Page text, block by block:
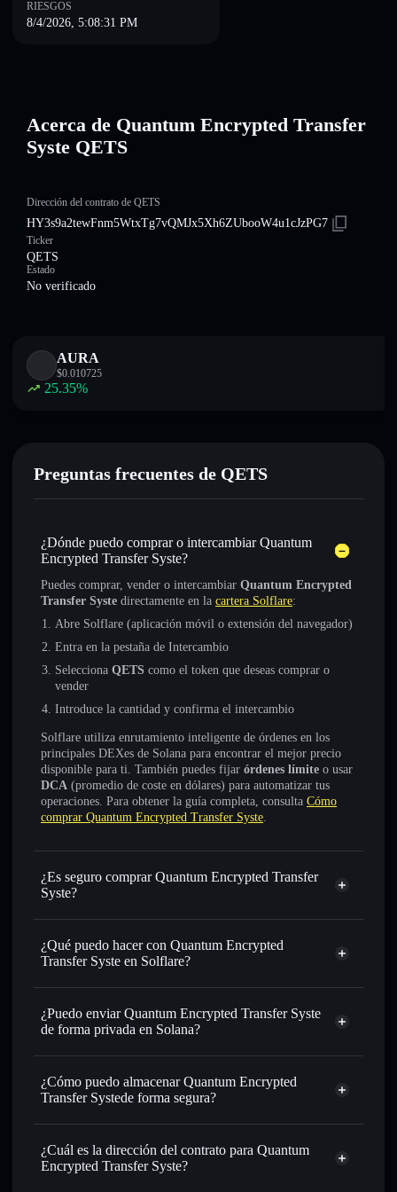
RIESGOS
8/4/2026, 5:08:31 PM
Acerca de Quantum Encrypted Transfer
Syste QETS
Dirección del contrato de QETS
HY3s9a2tewFnm5WtxTg7vQMJx5Xh6ZUbooW4u1cJzPG7
Ticker
QETS
Estado
No verificado
AURA
$0.010725
25.35%
Preguntas frecuentes de QETS
¿Dónde puedo comprar o intercambiar Quantum
Encrypted Transfer Syste?
Puedes comprar, vender o intercambiar Quantum Encrypted
Transfer Syste directamente en la cartera Solflare:
Abre Solflare (aplicación móvil o extensión del navegador)
Entra en la pestaña de Intercambio
Selecciona QETS como el token que deseas comprar o
vender
Introduce la cantidad y confirma el intercambio
Solflare utiliza enrutamiento inteligente de órdenes en los
principales DEXes de Solana para encontrar el mejor precio
disponible para ti. También puedes fijar órdenes límite o usar
DCA (promedio de coste en dólares) para automatizar tus
operaciones. Para obtener la guía completa, consulta Cómo
comprar Quantum Encrypted Transfer Syste.
¿Es seguro comprar Quantum Encrypted Transfer
Syste?
Quantum Encrypted Transfer Syste no está verificado
¿Qué puedo hacer con Quantum Encrypted
Transfer Syste en Solflare?
Quantum Encrypted Transfer Syste
cartera de
Intercambiar al instante: operar con QETS para SOL,
de órdenes inteligente para el mejor precio disponible
Establecer órdenes límite: automatizar las operaciones en
tu precio objetivo para QETS
Utilizar DCA: promedio de coste en dólares en QETS a lo
Enviar de forma privada : transferir QETS sin vincular
públicamente las carteras usando el agregador de privacidad
¿Puedo enviar Quantum Encrypted Transfer Syste
de forma privada en Solana?
agregador de privacidad
¿Cómo puedo almacenar Quantum Encrypted
Transfer Systede forma segura?
Quantum Encrypted
Solflare
¿Cuál es la dirección del contrato para Quantum
Encrypted Transfer Syste?